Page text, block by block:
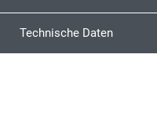
Technische Daten